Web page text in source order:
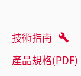
技術指南
產品規格(PDF)